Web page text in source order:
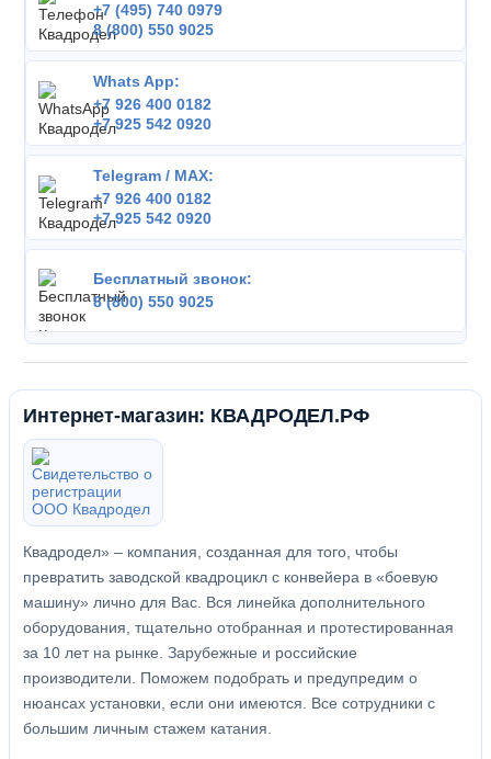
+7 (495) 740 0979
8 (800) 550 9025
Whats App:
+7 926 400 0182
+7 925 542 0920
Telegram / MAX:
+7 926 400 0182
+7 925 542 0920
Бесплатный звонок:
8 (800) 550 9025
Интернет-магазин: КВАДРОДЕЛ.РФ
Квадродел» – компания, созданная для того, чтобы
превратить заводской квадроцикл с конвейера в «боевую
машину» лично для Вас. Вся линейка дополнительного
оборудования, тщательно отобранная и протестированная
за 10 лет на рынке. Зарубежные и российские
производители. Поможем подобрать и предупредим о
нюансах установки, если они имеются. Все сотрудники с
большим личным стажем катания.